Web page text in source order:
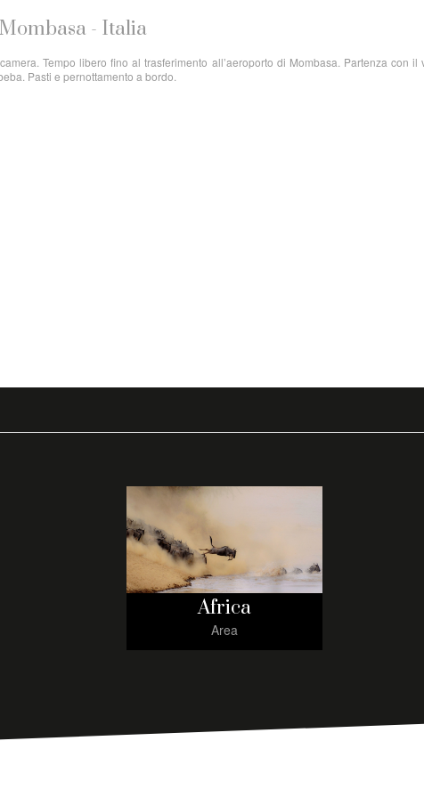
- Italia
Tempo libero fino al trasferimento all’aeroporto di Mombasa. Partenza con il
Pasti e pernottamento a bordo.
Africa
Area